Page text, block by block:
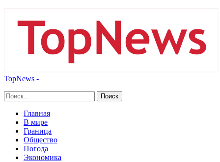
TopNews -
Главная
В мире
Граница
Общество
Погода
Экономика